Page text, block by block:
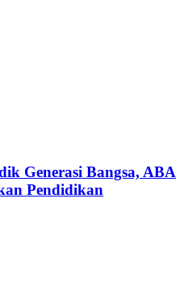
Generasi Bangsa, ABA
Pendidikan